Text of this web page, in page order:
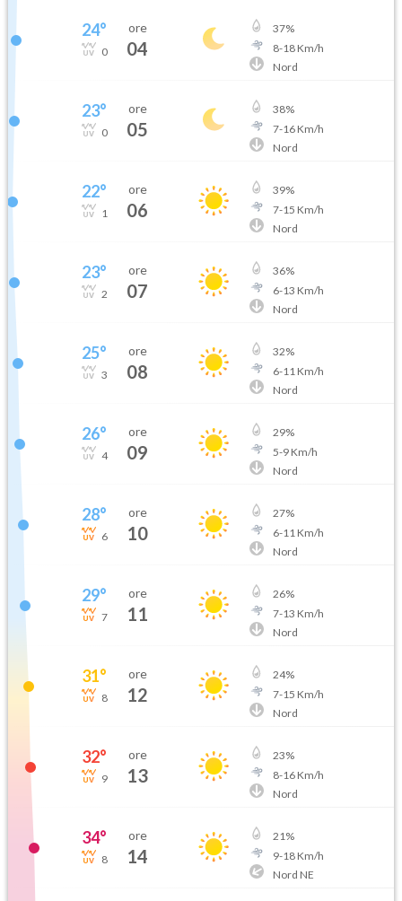
24°
0
ore
04
37%
8-18Km/h
Nord
23°
0
ore
05
38%
7-16Km/h
Nord
22°
1
ore
06
39%
7-15 Km/h
Nord
23°
2
ore
07
36%
6-13 Km/h
Nord
25°
3
ore
08
32%
6-11 Km/h
Nord
26°
4
ore
09
29%
5-9Km/h
Nord
28°
6
ore
10
27%
6-11 Km/h
Nord
29°
7
ore
11
26%
7-13 Km/h
Nord
31°
8
ore
12
24%
7-15 Km/h
Nord
32°
9
ore
13
23%
8-16Km/h
Nord
34°
8
ore
14
21%
9-18Km/h
Nord NE